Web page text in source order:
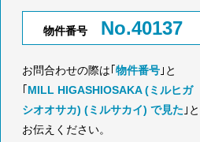
物件番号 No.40137
お問合わせの際は｢ 物件番号 ｣と
MILL HIGASHIOSAKA (ミルヒガ
シオオサカ) (ミルサカイ) で見た ｣と
お伝えください。